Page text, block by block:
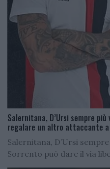
Salernitana, D’Ursi sempre
regalare un altro attaccante a
Salernitana, D’Ursi
Sorrento può dare il via